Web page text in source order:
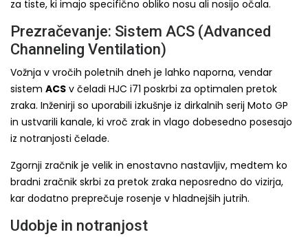
za tiste, ki imajo specifično obliko nosu ali nosijo očala.
Prezračevanje: Sistem ACS (Advanced
Channeling Ventilation)
Vožnja v vročih poletnih dneh je lahko naporna, vendar
sistem ACS v čeladi HJC i71 poskrbi za optimalen pretok
zraka. Inženirji so uporabili izkušnje iz dirkalnih serij Moto GP
in ustvarili kanale, ki vroč zrak in vlago dobesedno posesajo
iz notranjosti čelade.
Zgornji zračnik je velik in enostavno nastavljiv, medtem ko
bradni zračnik skrbi za pretok zraka neposredno do vizirja,
kar dodatno preprečuje rosenje v hladnejših jutrih.
Udobje in notranjost